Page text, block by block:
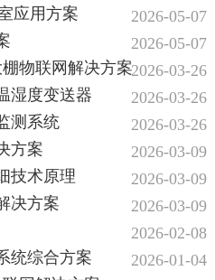
2026-05-07
应用方案
2026-05-07
2026-03-26
物联网解决方案
2026-03-26
湿度变送器
2026-03-26
测系统‌
2026-03-09
方案
2026-03-09
技术原理
2026-03-09
决方案
2026-02-08
2026-01-04
统综合方案